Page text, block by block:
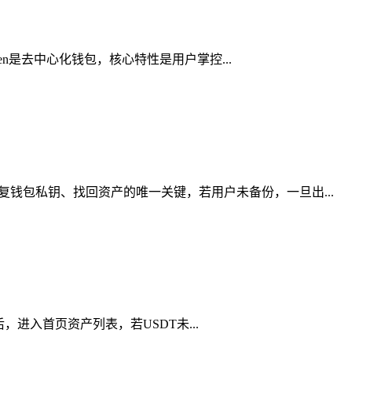
是去中心化钱包，核心特性是用户掌控...
钱包私钥、找回资产的唯一关键，若用户未备份，一旦出...
进入首页资产列表，若USDT未...